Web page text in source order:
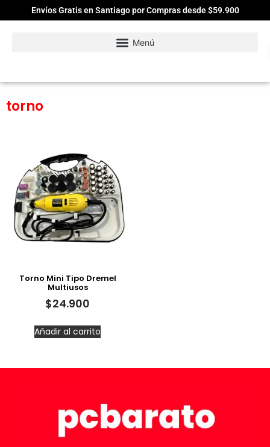
Envíos Gratis en Santiago por Compras desde $59.900
torno
Torno Mini Tipo Dremel
Multiusos
$24.900
Añadir al carrito